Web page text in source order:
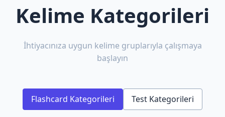
Kelime Kategorileri
İhtiyacınıza uygun kelime gruplarıyla çalışmaya
başlayın
Flashcard Kategorileri Test Kategorileri